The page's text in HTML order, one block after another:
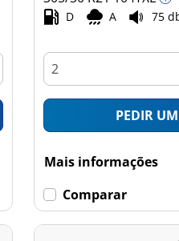
D A 75
PEDIR
Mais informações
Comparar